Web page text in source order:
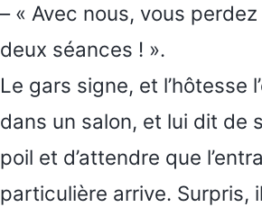
– « Avec nous, vous
deux séances ! ».
Le gars signe, et l’hôtesse
dans un salon, et lui dit de
poil et d’attendre que
particulière arrive. Surpris,